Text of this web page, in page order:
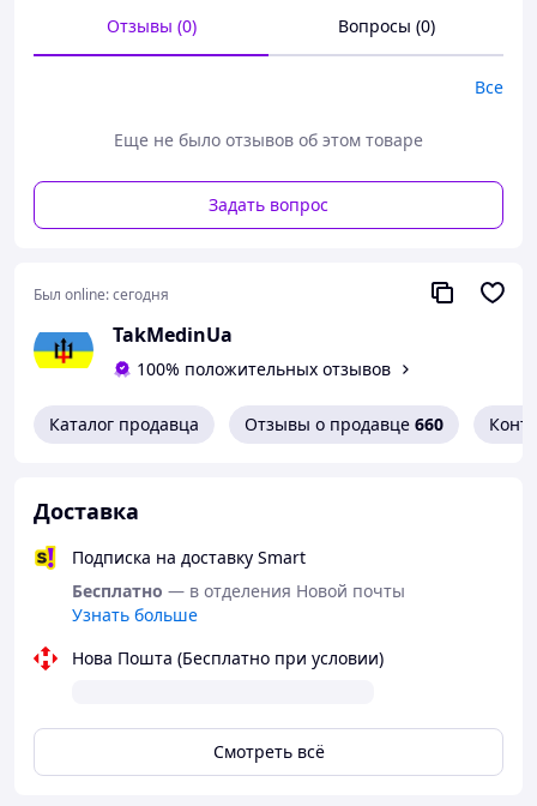
крепления велкро, компрессорного воротка, удобной
Кровоостанавливающий жгут турникет необходимо
наложить выше места кровотечения. Ремень при этом
следует вытянуть через скобу до упора, закрепляя его
свободный кончик с помощью застежки. Фиксирующий
стержень нужно вращать пока кровотечение ее
жгута-турникета.
ПРЕИМУЩЕСТВА И ОСОБЕННОСТИ
благодаря его:
способности;
простоте наложения;
возможности применять при любой погоде.
Длина в открытом виде: 95 см
Габариты в упаковке: 16,5х5х3 см
Фирма-производитель: North American Rescue
Срок годности: не ограничен
Цвет: Orange
Отзывы (0) Вопросы (0)
Все
Еще не было отзывов об этом товаре
Задать вопрос
Был online:сегодня
TakMedinUa
100% положительных отзывов
Каталог продавца Отзывы о продавце 660
Доставка
Подписка на доставку Smart
Бесплатно — в отделения Новой почты
Узнать больше
Нова Пошта (Бесплатно при условии)
Смотреть всё